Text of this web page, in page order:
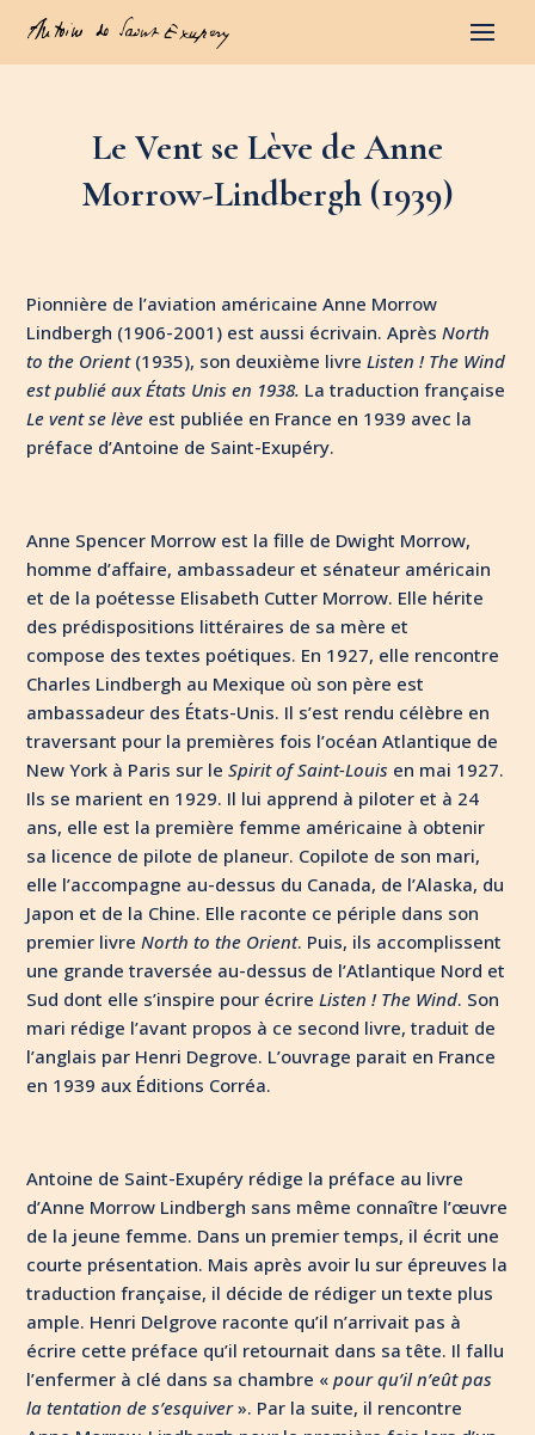
Le Vent se Lève de Anne
Morrow-Lindbergh (1939)
Pionnière de l’aviation américaine Anne Morrow
Lindbergh (1906-2001) est aussi écrivain. AprèsNorth
to the Orient(1935), son deuxième livreListen ! The Wind
est publié aux États Unis en 1938. La traduction française
Le vent se lève est publiée en France en 1939 avec la
préface d’Antoine de Saint-Exupéry.
Anne Spencer Morrow est la fille de Dwight Morrow,
homme d’affaire, ambassadeur et sénateur américain
et de la poétesse Elisabeth Cutter Morrow. Elle hérite
des prédispositions littéraires de sa mère et
compose des textes poétiques. En 1927, elle rencontre
Charles Lindbergh au Mexique où son père est
ambassadeur des États-Unis. Il s’est rendu célèbre en
traversant pour la premières fois l’océan Atlantique de
New York à Paris sur leSpirit of Saint-Louis en mai 1927.
Ils se marient en 1929. Il lui apprend à piloter et à 24
ans, elle est la première femme américaine à obtenir
sa licence de pilote de planeur. Copilote de son mari,
elle l’accompagne au-dessus du Canada, de l’Alaska, du
Japon et de la Chine. Elle raconte ce périple dans son
premier livreNorth to the Orient. Puis, ils accomplissent
une grande traversée au-dessus de l’Atlantique Nord et
Sud dont elle s’inspire pour écrireListen ! The Wind. Son
mari rédige l’avant propos à ce second livre, traduit de
l’anglais par Henri Degrove. L’ouvrage parait en France
en 1939 aux Éditions Corréa.
Antoine de Saint-Exupéry rédige la préface au livre
d’Anne Morrow Lindbergh sans même connaître l’œuvre
de la jeune femme. Dans un premier temps, il écrit une
courte présentation. Mais après avoir lu sur épreuves la
traduction française, il décide de rédiger un texte plus
ample. Henri Delgrove raconte qu’il n’arrivait pas à
écrire cette préface qu’il retournait dans sa tête. Il fallu
l’enfermer à clé dans sa chambre «pour qu’il n’eût pas
la tentation de s’esquiver». Par la suite, il rencontre